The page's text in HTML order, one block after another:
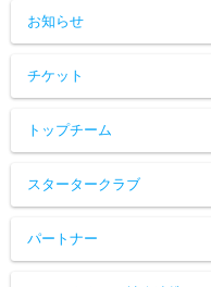
お知らせ
チケット
トップチーム
スタータークラブ
パートナー